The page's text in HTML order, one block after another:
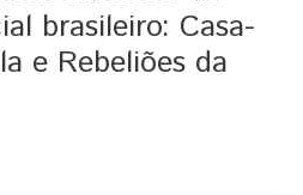
brasileiro: Casa-
e Rebeliões da